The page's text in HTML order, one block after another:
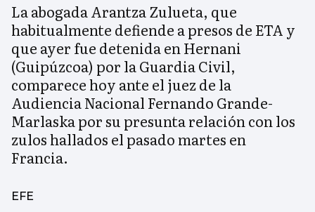
La abogada Arantza Zulueta, que
habitualmente defiende a presos de ETA y
que ayer fue detenida en Hernani
(Guipúzcoa) por la Guardia Civil,
comparece hoy ante el juez de la
Audiencia Nacional Fernando Grande-
Marlaska por su presunta relación con los
zulos hallados el pasado martes en
Francia.
EFE